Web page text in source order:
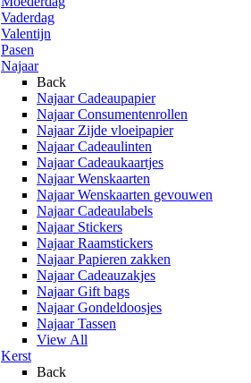
Vaderdag
Valentijn
Pasen
Najaar
Back
Najaar Cadeaupapier
Najaar Consumentenrollen
Najaar Zijde vloeipapier
Najaar Cadeaulinten
Najaar Cadeaukaartjes
Najaar Wenskaarten
Najaar Wenskaarten gevouwen
Najaar Cadeaulabels
Najaar Stickers
Najaar Raamstickers
Najaar Papieren zakken
Najaar Cadeauzakjes
Najaar Gift bags
Najaar Gondeldoosjes
Najaar Tassen
View All
Kerst
Back